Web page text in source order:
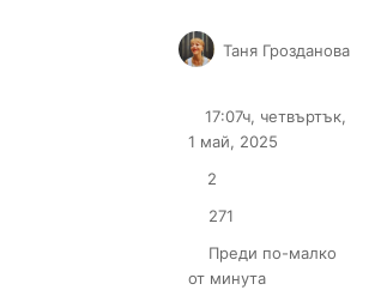
Таня Грозданова
email
17:07ч, четвъртък,
1 май, 2025
2
271
Преди по-малко
от минута